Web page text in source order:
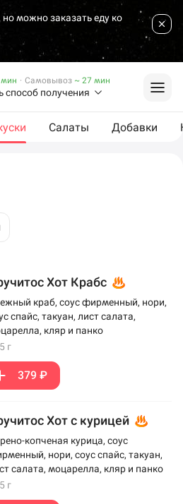
можно заказать еду ко
способ получения
· Самовывоз ~ 27 мин
Салаты Добавки
Хот Крабс
краб, соус фирменный, нори,
спайс, такуан, лист салата,
кляр и панко
г
379 ₽
Хот с курицей
копченая курица, соус
нори, соус спайс, такуан,
салата, моцарелла, кляр и панко
г